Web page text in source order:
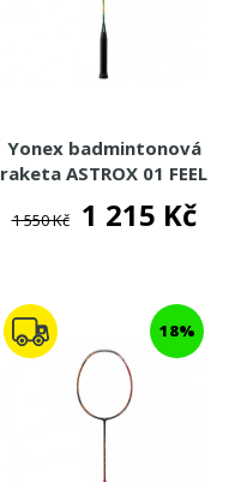
Yonex badmintonová
raketa ASTROX 01 FEEL
1 550 Kč 1 215 Kč
18%